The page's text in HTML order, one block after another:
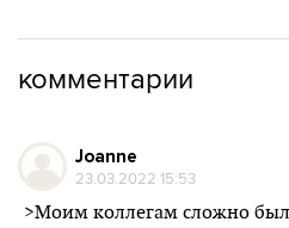
комментарии
Joanne
23.03.2022 15:53
>Моим коллегам сложно